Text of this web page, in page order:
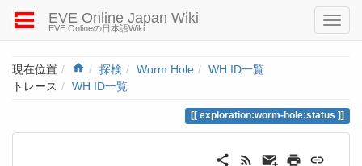
EVE Online Japan Wiki
EVE Onlineの日本語Wiki
現在位置 Home
探検 Worm Hole
WH ID一覧
トレース
WH ID一覧
exploration:worm-hole:status